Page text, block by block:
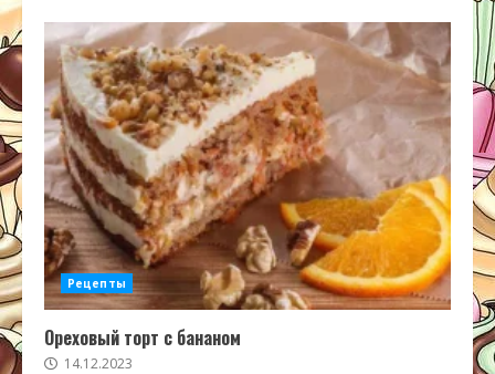
Рецепты
Ореховый торт с бананом
14.12.2023